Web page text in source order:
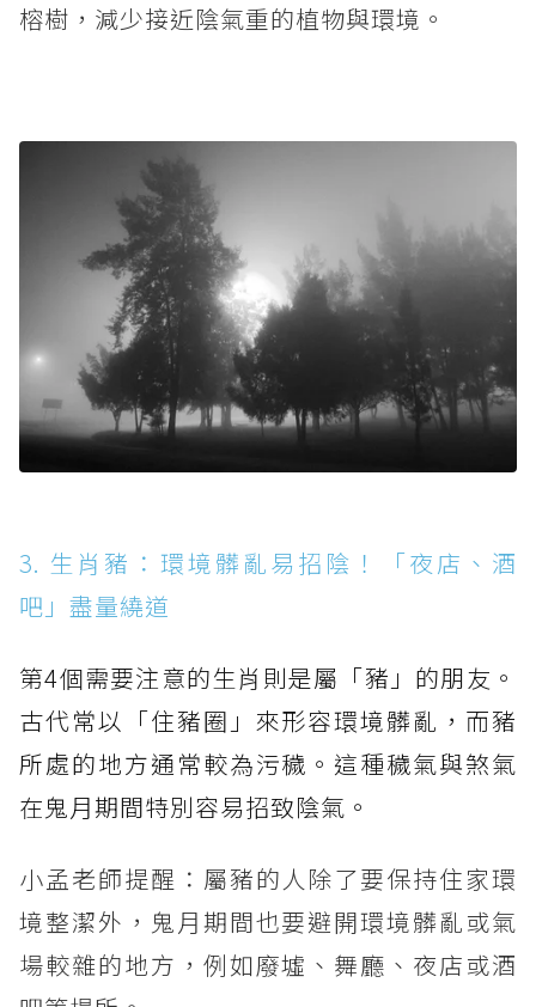
榕樹，減少接近陰氣重的植物與環境。
3. 生肖豬：環境髒亂易招陰！「夜店、酒
吧」盡量繞道
第4個需要注意的生肖則是屬「豬」的朋友。
古代常以「住豬圈」來形容環境髒亂，而豬
所處的地方通常較為污穢。這種穢氣與煞氣
在鬼月期間特別容易招致陰氣。
小孟老師提醒：屬豬的人除了要保持住家環
境整潔外，鬼月期間也要避開環境髒亂或氣
場較雜的地方，例如廢墟、舞廳、夜店或酒